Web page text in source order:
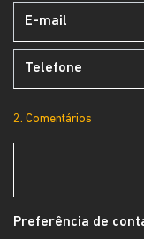
2. Comentários
Preferência de